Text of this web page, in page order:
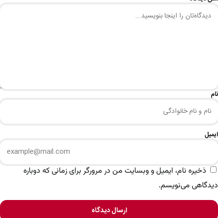
نام
ایمیل
ذخیره نام، ایمیل و وبسایت من در مرورگر برای زمانی که دوباره
دیدگاهی می‌نویسم.
ارسال دیدگاه